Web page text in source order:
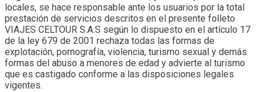
locales, se hace responsable ante los usuarios por la total
prestación de servicios descritos en el presente folleto
VIAJES CELTOUR S.A.S según lo dispuesto en el artículo 17
de la ley 679 de 2001 rechaza todas las formas de
explotación, pornografía, violencia, turismo sexual y demás
formas del abuso a menores de edad y advierte al turismo
que es castigado conforme a las disposiciones legales
vigentes.